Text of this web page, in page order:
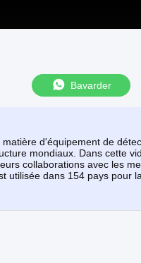
Bavarder
d'équipement de
mondiaux. Dans cette
collaborations avec les
utilisée dans 154 pays pour